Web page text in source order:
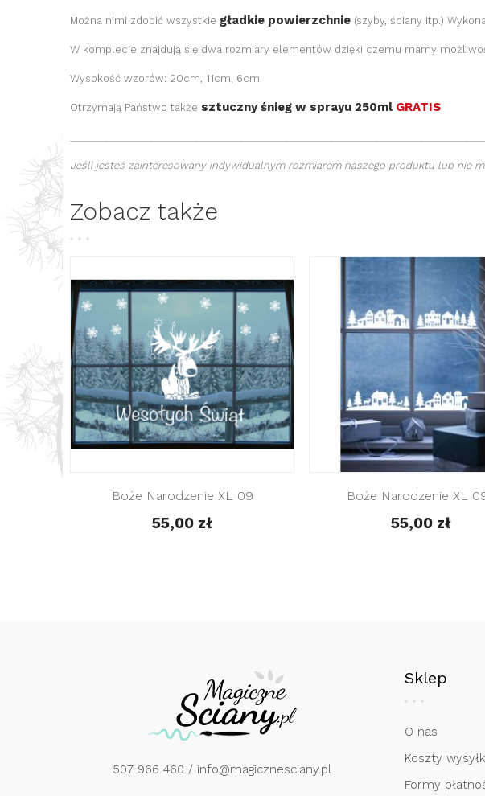
Można nimi zdobić wszystkie gładkie powierzchnie (szyby, ściany itp.)
W komplecie znajdują się dwa rozmiary elementów dzięki czemu mamy
Wysokość wzorów: 20cm, 11cm, 6cm
Otrzymają Państwo także sztuczny śnieg w sprayu 250ml GRATIS
Jeśli jesteś zainteresowany indywidualnym rozmiarem naszego produktu lub nie
Zobacz także
XL 09B Boże Narodzenie XL 09C
507 966 460 / info@magicznesciany.pl
Sklep
O nas
Koszty
Formy